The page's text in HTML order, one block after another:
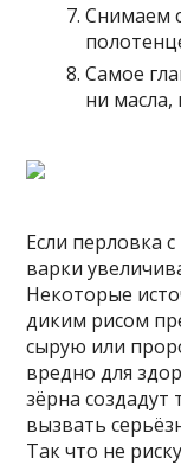
Снимаем
Самое
ни масла,
Если перловка
варки
Некоторые
диким рисом
сырую или
вредно для
зёрна создадут
вызвать
Так что не